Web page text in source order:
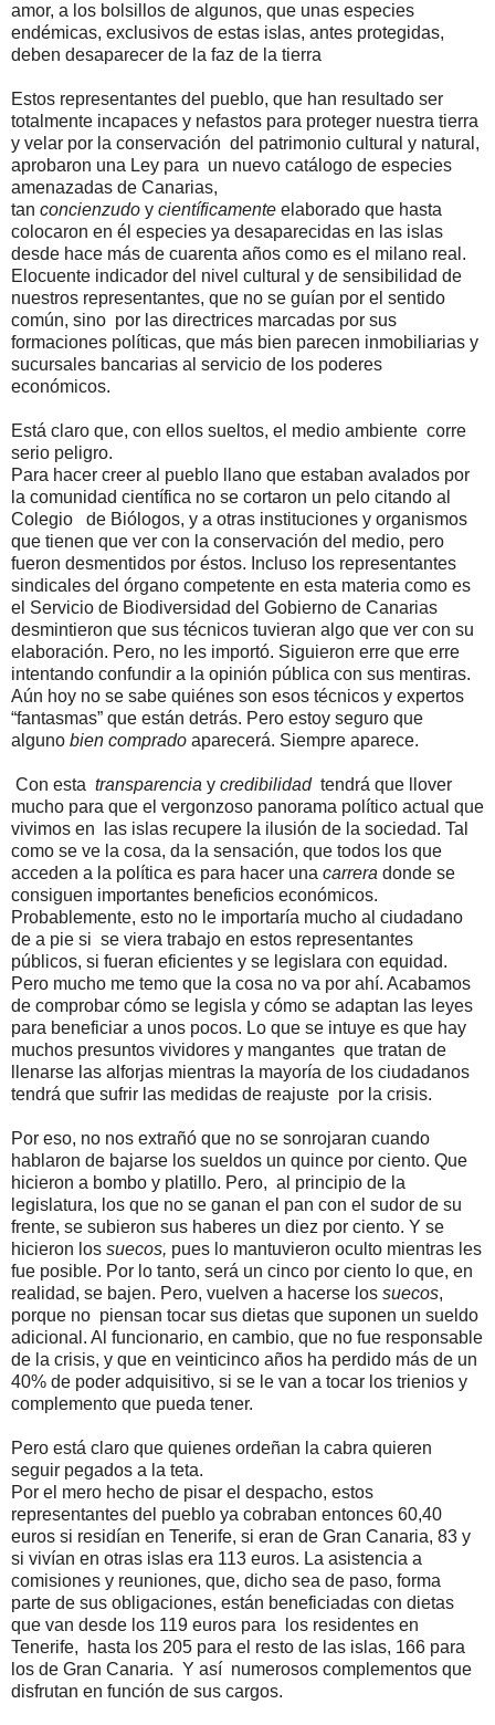
amor, a los bolsillos de algunos, que unas especies
endémicas, exclusivos de estas islas, antes protegidas,
deben desaparecer de la faz de la tierra
Estos representantes del pueblo, que han resultado ser
totalmente incapaces y nefastos para proteger nuestra tierra
y velar por la conservación del patrimonio cultural y natural,
aprobaron una Ley para un nuevo catálogo de especies
amenazadas de Canarias,
tan concienzudo y científicamente elaborado que hasta
colocaron en él especies ya desaparecidas en las islas
desde hace más de cuarenta años como es el milano real.
Elocuente indicador del nivel cultural y de sensibilidad de
nuestros representantes, que no se guían por el sentido
común, sino por las directrices marcadas por sus
formaciones políticas, que más bien parecen inmobiliarias y
sucursales bancarias al servicio de los poderes
económicos.
Está claro que, con ellos sueltos, el medio ambiente corre
serio peligro.
Para hacer creer al pueblo llano que estaban avalados por
la comunidad científica no se cortaron un pelo citando al
Colegio de Biólogos, y a otras instituciones y organismos
que tienen que ver con la conservación del medio, pero
fueron desmentidos por éstos. Incluso los representantes
sindicales del órgano competente en esta materia como es
el Servicio de Biodiversidad del Gobierno de Canarias
desmintieron que sus técnicos tuvieran algo que ver con su
elaboración. Pero, no les importó. Siguieron erre que erre
intentando confundir a la opinión pública con sus mentiras.
Aún hoy no se sabe quiénes son esos técnicos y expertos
“fantasmas” que están detrás. Pero estoy seguro que
alguno bien comprado aparecerá. Siempre aparece.
Con esta transparencia y credibilidad tendrá que llover
mucho para que el vergonzoso panorama político actual que
vivimos en las islas recupere la ilusión de la sociedad. Tal
como se ve la cosa, da la sensación, que todos los que
acceden a la política es para hacer una carrera donde se
consiguen importantes beneficios económicos.
Probablemente, esto no le importaría mucho al ciudadano
de a pie si se viera trabajo en estos representantes
públicos, si fueran eficientes y se legislara con equidad.
Pero mucho me temo que la cosa no va por ahí. Acabamos
de comprobar cómo se legisla y cómo se adaptan las leyes
para beneficiar a unos pocos. Lo que se intuye es que hay
muchos presuntos vividores y mangantes que tratan de
llenarse las alforjas mientras la mayoría de los ciudadanos
tendrá que sufrir las medidas de reajuste por la crisis.
Por eso, no nos extrañó que no se sonrojaran cuando
hablaron de bajarse los sueldos un quince por ciento. Que
hicieron a bombo y platillo. Pero, al principio de la
legislatura, los que no se ganan el pan con el sudor de su
frente, se subieron sus haberes un diez por ciento. Y se
hicieron los suecos, pues lo mantuvieron oculto mientras les
fue posible. Por lo tanto, será un cinco por ciento lo que, en
realidad, se bajen. Pero, vuelven a hacerse los suecos,
porque no piensan tocar sus dietas que suponen un sueldo
adicional. Al funcionario, en cambio, que no fue responsable
de la crisis, y que en veinticinco años ha perdido más de un
40% de poder adquisitivo, si se le van a tocar los trienios y
complemento que pueda tener.
Pero está claro que quienes ordeñan la cabra quieren
seguir pegados a la teta.
Por el mero hecho de pisar el despacho, estos
representantes del pueblo ya cobraban entonces 60,40
euros si residían en Tenerife, si eran de Gran Canaria, 83 y
si vivían en otras islas era 113 euros. La asistencia a
comisiones y reuniones, que, dicho sea de paso, forma
parte de sus obligaciones, están beneficiadas con dietas
que van desde los 119 euros para los residentes en
Tenerife, hasta los 205 para el resto de las islas, 166 para
los de Gran Canaria. Y así numerosos complementos que
disfrutan en función de sus cargos.